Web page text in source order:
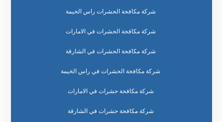
شركة مكافحة الحشرات راس الخيمة
شركة مكافحة الحشرات في الامارات
شركة مكافحة الحشرات في الشارقة
شركة مكافحة الحشرات في راس الخيمة
شركة مكافحة حشرات في الامارات
شركة مكافحة حشرات في الشارقة